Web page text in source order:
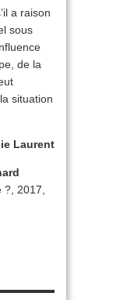
a raison
sous
de la
situation
Laurent
?, 2017,